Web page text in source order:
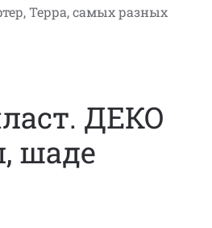
Терра, самых разных
ДЕКО
шаде